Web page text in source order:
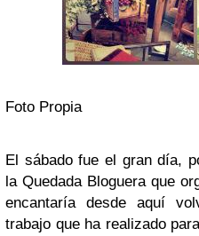
Foto Propia
El sábado fue el gran día,
la Quedada Bloguera que
encantaría desde aquí
trabajo que ha realizado